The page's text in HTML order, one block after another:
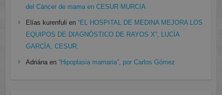
del Cáncer de mama en CESUR MURCIA
Elías kurenfuli en “EL HOSPITAL DE MEDINA MEJORA LOS
EQUIPOS DE DIAGNÓSTICO DE RAYOS X”, LUCÍA
GARCÍA, CESUR.
Adriánaen “Hipoplasia mamaria”, por Carlos Gómez